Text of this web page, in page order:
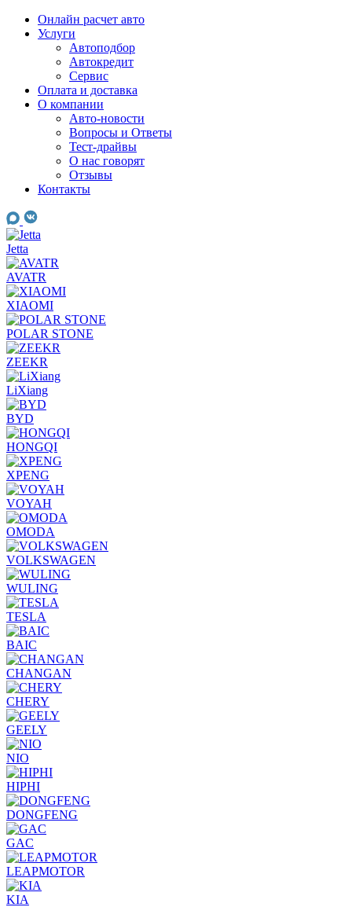
Skip
Онлайн расчет авто
Услуги
Автоподбор
Автокредит
Сервис
Оплата и доставка
О компании
Авто-новости
Вопросы и Ответы
Тест-драйвы
О нас говорят
Отзывы
Контакты
Jetta
AVATR
XIAOMI
POLAR STONE
ZEEKR
LiXiang
BYD
HONGQI
XPENG
VOYAH
OMODA
VOLKSWAGEN
WULING
TESLA
BAIC
CHANGAN
CHERY
GEELY
NIO
HIPHI
DONGFENG
GAC
LEAPMOTOR
KIA